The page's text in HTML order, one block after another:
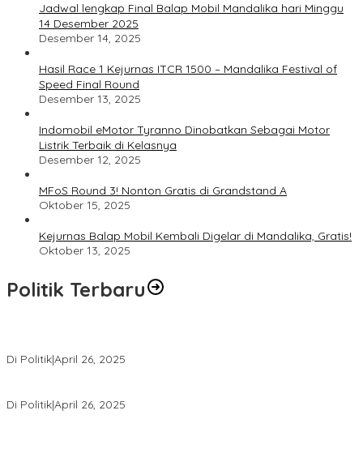
Jadwal lengkap Final Balap Mobil Mandalika hari Minggu
14 Desember 2025
Desember 14, 2025
Hasil Race 1 Kejurnas ITCR 1500 – Mandalika Festival of
Speed Final Round
Desember 13, 2025
Indomobil eMotor Tyranno Dinobatkan Sebagai Motor
Listrik Terbaik di Kelasnya
Desember 12, 2025
MFoS Round 3! Nonton Gratis di Grandstand A
Oktober 15, 2025
Kejurnas Balap Mobil Kembali Digelar di Mandalika, Gratis!
Oktober 13, 2025
Politik Terbaru
Di Politik|April 26, 2025
Di Politik|April 26, 2025